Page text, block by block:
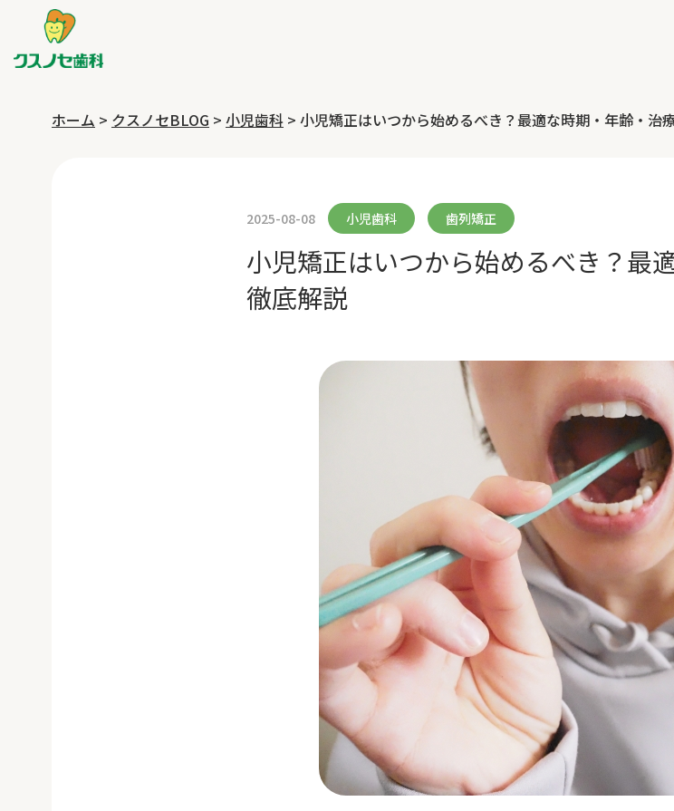
ホーム > クスノセBLOG > 小児歯科 > 小児矯正はいつから始めるべき？最適な時期・年齢・治
2025-08-08 小児歯科 歯列矯正
小児矯正はいつから始めるべき？最
徹底解説